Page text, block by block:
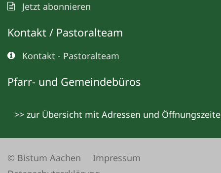
Jetzt abonnieren
Kontakt / Pastoralteam
Kontakt - Pastoralteam
Pfarr- und Gemeindebüros
>> zur Übersicht mit Adressen und
© Bistum Aachen
Impressum